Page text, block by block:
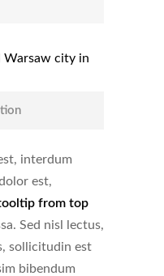
interdum
est,
from top
Sed nisl lectus,
sollicitudin est
bibendum